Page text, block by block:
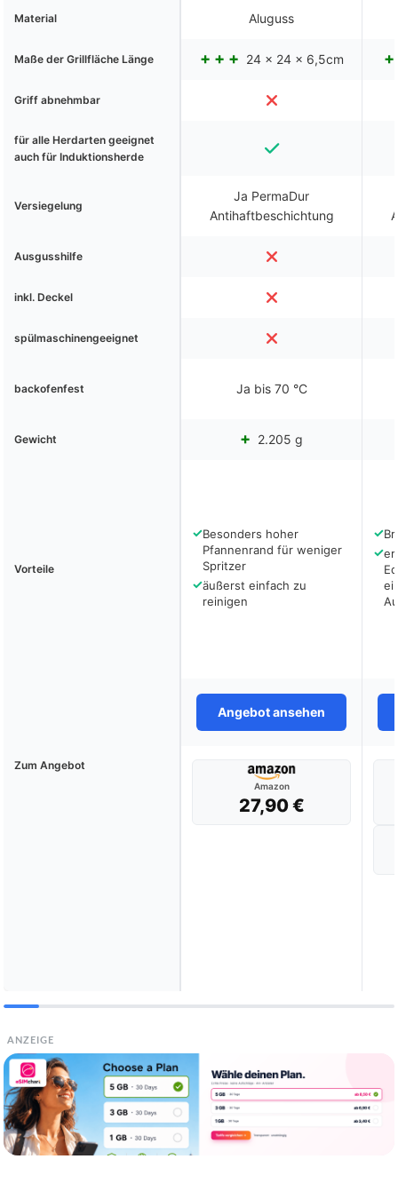
Material Aluguss
Maße der Grillfläche Länge 24 x 24 x 6,5cm
Griff abnehmbar
für alle Herdarten geeignet
auch für Induktionsherde
Versiegelung
Ja PermaDur
Antihaftbeschichtung
Ausgusshilfe
inkl. Deckel
spülmaschinengeeignet
backofenfest Ja bis 70 °C
Gewicht 2.205 g
Vorteile
✓Besonders hoher
Pfannenrand für weniger
Spritzer
✓äußerst einfach zu
reinigen
✓
✓
Angebot ansehen
Zum Angebot
Amazon
27,90 €
ANZEIGE